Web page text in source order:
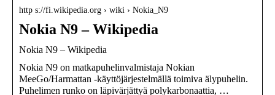
http s://fi.wikipedia.org › wiki › Nokia_N9
Nokia N9 – Wikipedia
Nokia N9 – Wikipedia
Nokia N9 on matkapuhelinvalmistaja Nokian
MeeGo/Harmattan -käyttöjärjestelmällä toimiva älypuhelin.
Puhelimen runko on läpivärjättyä polykarbonaattia, …